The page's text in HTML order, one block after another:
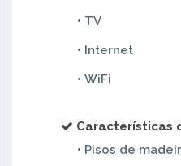
• TV
• Internet
• WiFi
Características
• Pisos de